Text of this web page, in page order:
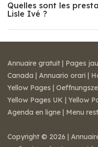
Quelles sont les
Lisle Ivé ?
Annuaire gratuit | Pages
Canada | Annuario orari |
Yellow Pages |
Yellow Pages UK | Yellow
Agenda en ligne | Menu
Copyright © 2026 |